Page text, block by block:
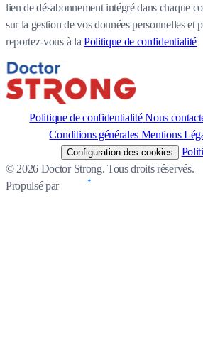
lien de désabonnement intégré dans chaque
sur la gestion de vos données personnelles et
reportez-vous à la Politique de confidentialité
Politique de confidentialité Nous
Conditions générales Mentions
Configuration des cookies
© 2026 Doctor Strong. Tous droits réservés.
Propulsé par